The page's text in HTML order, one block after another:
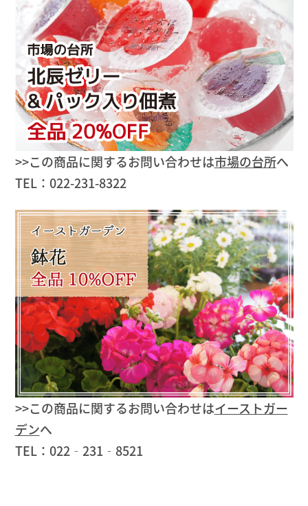
>>この商品に関するお問い合わせは市場の台所へ
TEL：022-231-8322
>>この商品に関するお問い合わせはイーストガー
デンへ
TEL：022‐231‐8521